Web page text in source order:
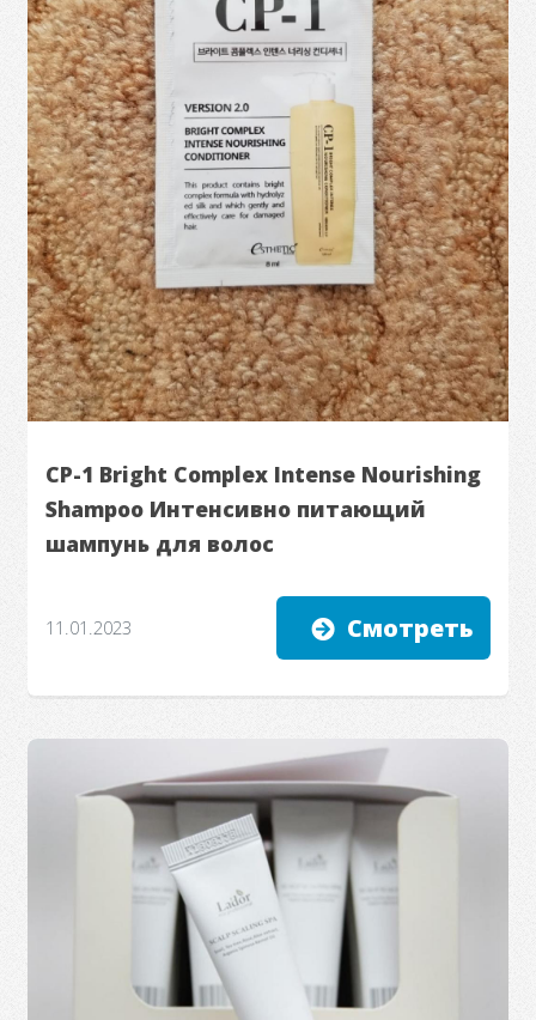
CP-1 Bright Complex Intense Nourishing
Shampoo Интенсивно питающий
шампунь для волос
11.01.2023 Смотреть